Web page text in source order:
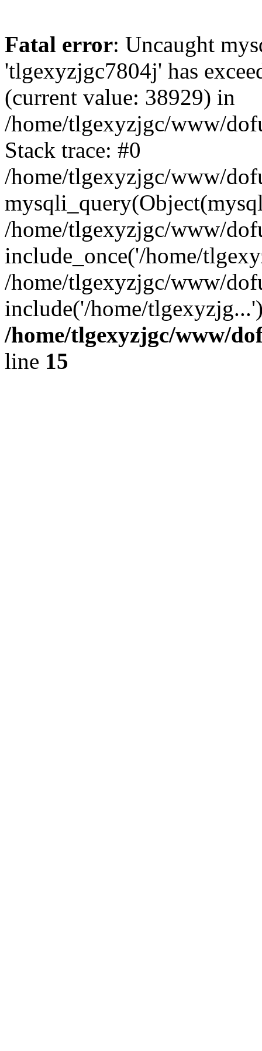
Fatal error: Uncaught
'tlgexyzjgc7804j' has
(current value: 38929) in
/home/tlgexyzjgc/www/
Stack trace: #0
/home/tlgexyzjgc/www/
/home/tlgexyzjgc/www/
include_once('/home/
/home/tlgexyzjgc/www/
include('/home/
/home/tlgexyzjgc/www/
line 15